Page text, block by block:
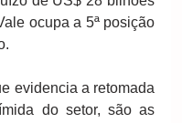
ocupa a 5ª posição
evidencia a retomada
do setor, são as